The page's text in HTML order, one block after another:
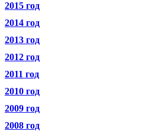
2015 год
2014 год
2013 год
2012 год
2011 год
2010 год
2009 год
2008 год